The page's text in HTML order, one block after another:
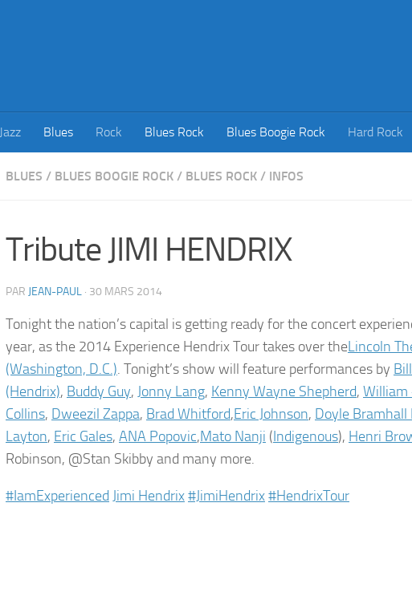
Jazz Blues Rock Blues Rock Blues Boogie Rock Hard Rock
BLUES / BLUES BOOGIE ROCK / BLUES ROCK / INFOS
Tribute JIMI HENDRIX
PAR JEAN-PAUL · 30 MARS 2014
Tonight the nation’s capital is getting ready for the concert
year, as the 2014 Experience Hendrix Tour takes over theLincoln
(Washington, D.C.). Tonight’s show will feature performances by
(Hendrix), Buddy Guy, Jonny Lang, Kenny Wayne Shepherd, William
Collins, Dweezil Zappa, Brad Whitford,Eric Johnson, Doyle Bramhall
Layton, Eric Gales, ANA Popovic,Mato Nanji (Indigenous), Henri
Robinson, @Stan Skibby and many more.
‪#‎IamExperienced‬ Jimi Hendrix‪#‎JimiHendrix‬‪#‎HendrixTour‬